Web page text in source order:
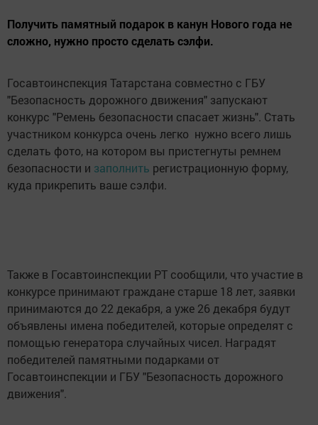
Получить памятный подарок в канун Нового года не
сложно, нужно просто сделать сэлфи.
Госавтоинспекция Татарстана совместно с ГБУ
"Безопасность дорожного движения" запускают
конкурс "Ремень безопасности спасает жизнь". Стать
участником конкурса очень легко нужно всего лишь
сделать фото, на котором вы пристегнуты ремнем
безопасности и заполнить регистрационную форму,
куда прикрепить ваше сэлфи.
Также в Госавтоинспекции РТ сообщили, что участие в
конкурсе принимают граждане старше 18 лет, заявки
принимаются до 22 декабря, а уже 26 декабря будут
объявлены имена победителей, которые определят с
помощью генератора случайных чисел. Наградят
победителей памятными подарками от
Госавтоинспекции и ГБУ "Безопасность дорожного
движения".